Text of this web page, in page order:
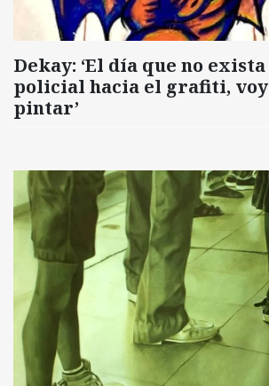
Dekay: ‘El día que no
policial hacia el grafiti, voy
pintar’